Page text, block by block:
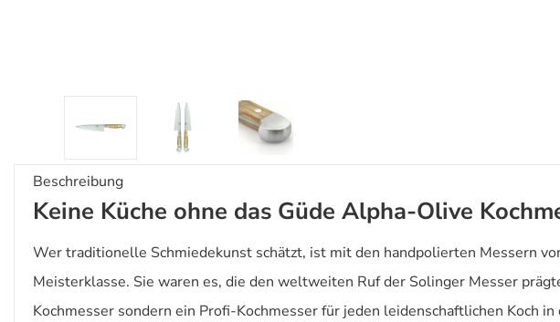
Beschreibung
Keine Küche ohne das Güde Alpha-Olive
Wer traditionelle Schmiedekunst schätzt, ist mit den handpolierten Messern
Meisterklasse. Sie waren es, die den weltweiten Ruf der Solinger Messer
Kochmesser sondern ein Profi-Kochmesser für jeden leidenschaftlichen Koch